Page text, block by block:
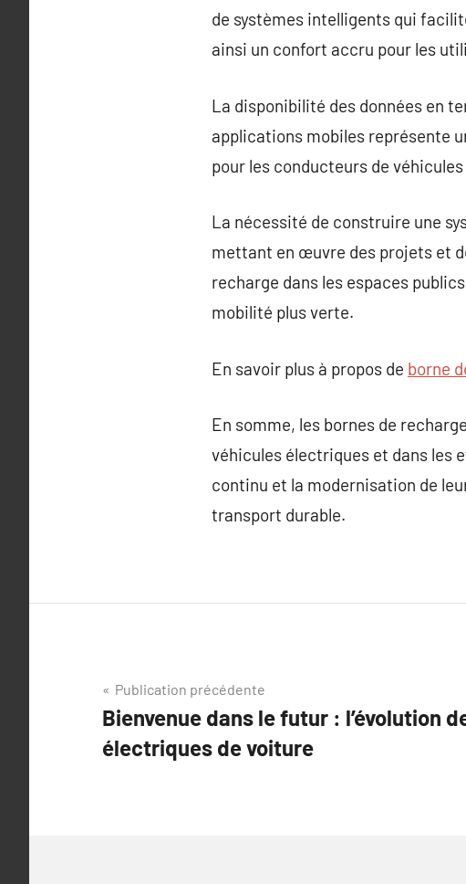
de systèmes intelligents qui
ainsi un confort accru pour les
La disponibilité des données en
applications mobiles représente
pour les conducteurs de
La nécessité de construire une
mettant en œuvre des projets et
recharge dans les espaces
mobilité plus verte.
En savoir plus à propos de borne
En somme, les bornes de
véhicules électriques et dans les
continu et la modernisation de
transport durable.
Navigation
de
l’article
Publication précédente
Bienvenue dans le futur : l’évolution
électriques de voiture